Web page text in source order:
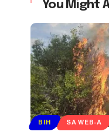
You Might
BIH SA WEB-A